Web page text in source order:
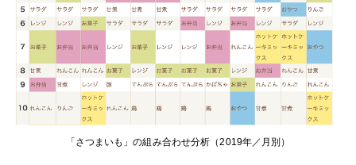
「さつまいも」の組み合わせ分析（2019年／月別）